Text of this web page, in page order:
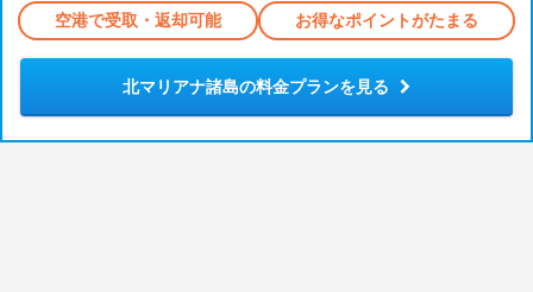
空港で受取・返却可能 お得なポイントがたまる
北マリアナ諸島の料金プランを見る